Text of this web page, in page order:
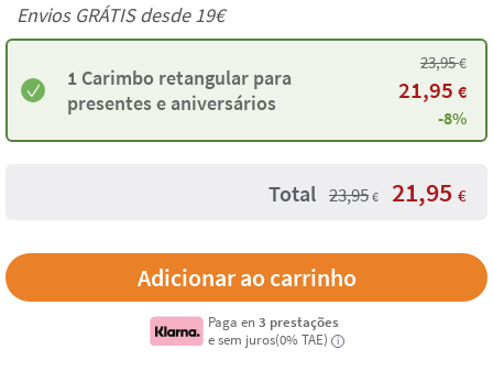
Envios GRÁTIS desde 19€
1 Carimbo retangular para
presentes e aniversários
23,95€
21,95 €
-8%
Total 23,95 € 21,95 €
Paga en3 prestações
e sem juros(0% TAE)
i